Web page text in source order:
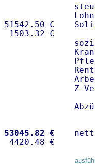
€
Z-
53045.82 €